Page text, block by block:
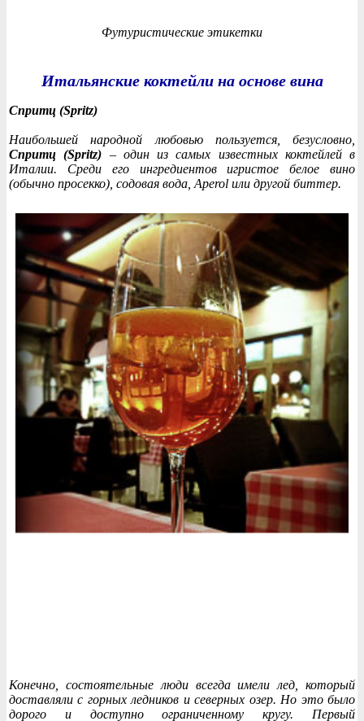
Футуристические этикетки
Итальянские коктейли на основе вина
Спритц (Spritz)
Наибольшей народной любовью пользуется, безусловно,
Спритц (Spritz) – один из самых известных коктейлей в
Италии. Среди его ингредиентов игристое белое вино
(обычно просекко), содовая вода, Aperol или другой биттер.
Конечно, состоятельные люди всегда имели лед, который
доставляли с горных ледников и северных озер. Но это было
дорого и доступно ограниченному кругу. Первый